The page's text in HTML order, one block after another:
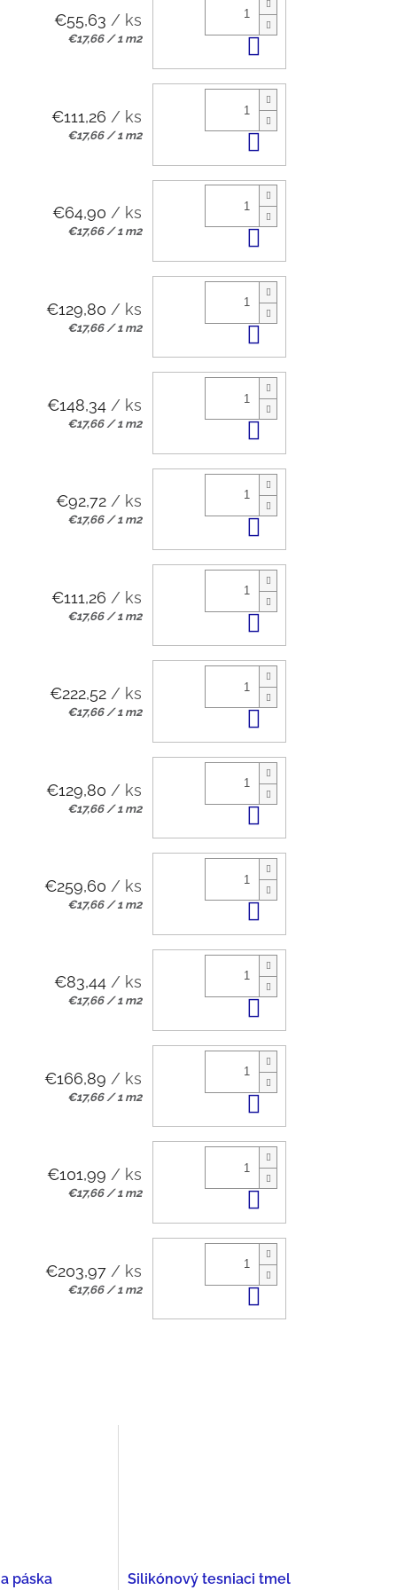
páska Silikónový tesniaci tmel
€55,63 / ks
Jednotková
€17,66 / 1 m2
€111,26 / ks
Jednotková
€17,66 / 1 m2
€64,90 / ks
Jednotková
€17,66 / 1 m2
€129,80 / ks
Jednotková
€17,66 / 1 m2
€148,34 / ks
Jednotková
€17,66 / 1 m2
€92,72 / ks
Jednotková
€17,66 / 1 m2
€111,26 / ks
Jednotková
€17,66 / 1 m2
€222,52 / ks
Jednotková
€17,66 / 1 m2
€129,80 / ks
Jednotková
€17,66 / 1 m2
€259,60 / ks
Jednotková
€17,66 / 1 m2
€83,44 / ks
Jednotková
€17,66 / 1 m2
€166,89 / ks
Jednotková
€17,66 / 1 m2
€101,99 / ks
Jednotková
€17,66 / 1 m2
€203,97 / ks
Jednotková
€17,66 / 1 m2